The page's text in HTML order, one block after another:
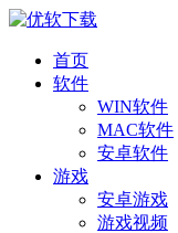
首页
软件
WIN软件
MAC软件
安卓软件
游戏
安卓游戏
游戏视频